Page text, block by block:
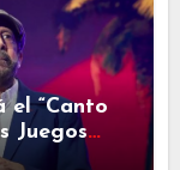
el “Canto
Juegos